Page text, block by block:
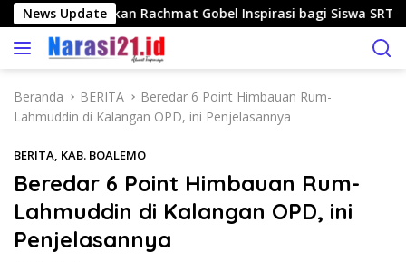
a
News Update
Pagau Jadikan Rachmat Gobel Inspirasi bagi Siswa SRT 1
Beranda BERITA
Beredar 6 Point Himbauan Rum-
Lahmuddin di Kalangan OPD, ini Penjelasannya
BERITA, KAB. BOALEMO
Beredar 6 Point Himbauan Rum-
Lahmuddin di Kalangan OPD, ini
Penjelasannya